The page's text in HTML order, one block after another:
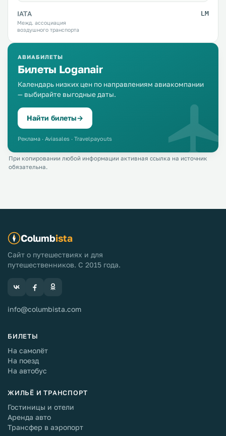
IATA
Межд. ассоциация
воздушного транспорта
LM
АВИАБИЛЕТЫ
Билеты Loganair
Календарь низких цен по направлениям авиакомпании
— выбирайте выгодные даты.
Найти билеты→
Реклама · Aviasales · Travelpayouts
При копировании любой информации активная ссылка на источник
обязательна.
Columbista
Сайт о путешествиях и для
путешественников. С 2015 года.
info@columbista.com
БИЛЕТЫ
На самолёт
На поезд
На автобус
ЖИЛЬЁ И ТРАНСПОРТ
Гостиницы и отели
Аренда авто
Трансфер в аэропорт